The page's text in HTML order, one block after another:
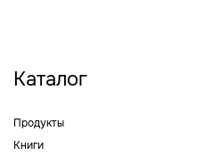
Каталог
Продукты
Книги